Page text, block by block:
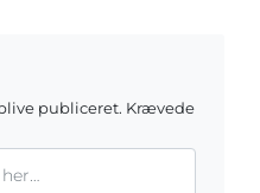
publiceret. Krævede